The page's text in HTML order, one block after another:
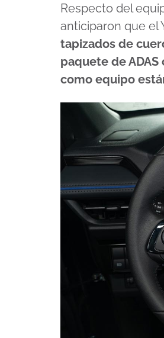
Respecto del
anticiparon que el
tapizados de
paquete de
como equipo